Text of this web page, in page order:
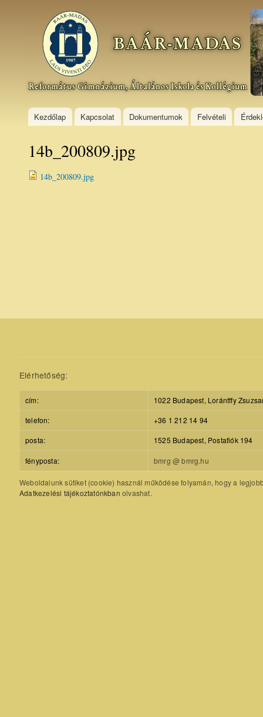
Baár–
Madas
Református
Gimnázium,
Általános
Kollégium
Kezdőlap Kapcsolat Dokumentumok Felvételi
14b_200809.jpg
14b_200809.jpg
Elérhetőség:
cím:
1022 Budapest, Lorántffy
telefon:
+36 1 212 14 94
posta:
1525 Budapest, Postafiók 194
fényposta: bmrg @ bmrg.hu
Weboldalunk sütiket (cookie) használ működése folyamán, hogy a
Adatkezelési tájékoztatónkban olvashat.